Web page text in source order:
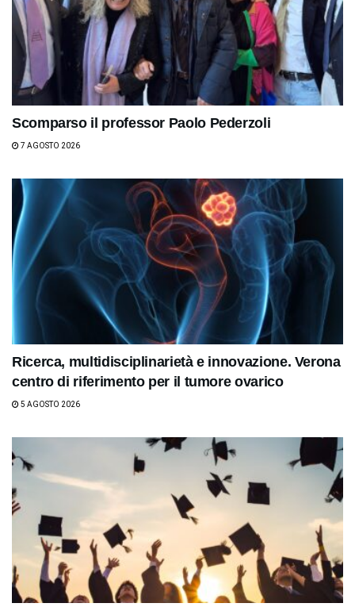
Scomparso il professor Paolo Pederzoli
7 AGOSTO 2026
Ricerca, multidisciplinarietà e innovazione. Verona
centro di riferimento per il tumore ovarico
5 AGOSTO 2026